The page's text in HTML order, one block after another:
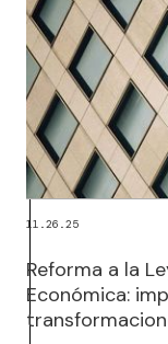
11.26.25
Reforma a la
Económica: